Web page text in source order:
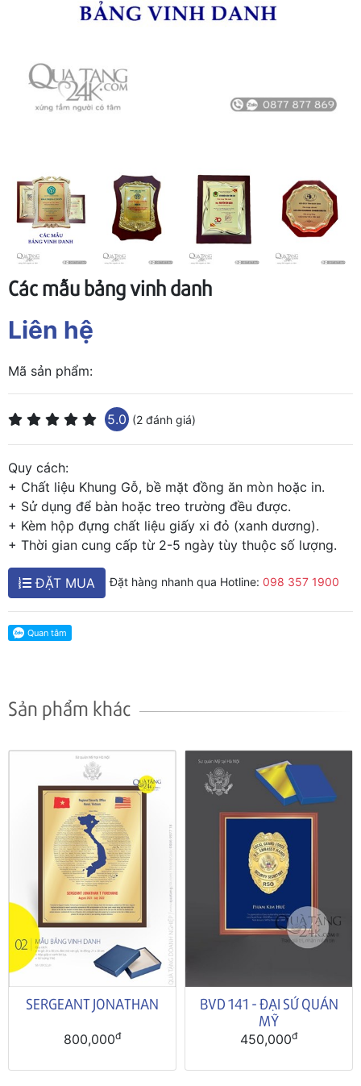
Các mẫu bảng vinh danh
Liên hệ
Mã sản phẩm:
5.0 (2 đánh giá)
Quy cách:
+ Chất liệu Khung Gỗ, bề mặt đồng ăn mòn hoặc in.
+ Sử dụng để bàn hoặc treo trường đều được.
+ Kèm hộp đựng chất liệu giấy xi đỏ (xanh dương).
+ Thời gian cung cấp từ 2-5 ngày tùy thuộc số lượng.
ĐẶT MUA Đặt hàng nhanh qua Hotline: 098 357 1900
Sản phẩm khác
SERGEANT JONATHAN
800,000đ
BVD 141 - ĐẠI SỨ QUÁN
MỸ
450,000đ